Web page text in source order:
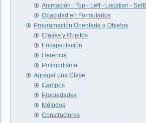
Animación : Top - Left - Location -
Opacidad en Formularios
Programación Orientada a Objetos
Clases y Objetos
Encapsulación
Herencia
Polimorfismo
Agregar una Clase
Campos
Propiedades
Métodos
Constructores